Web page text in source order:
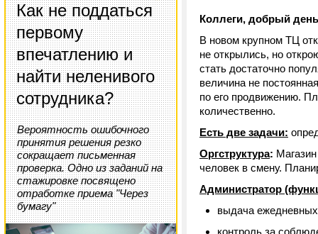
Как не поддаться
первому
впечатлению и
найти неленивого
сотрудника?
Вероятность ошибочного
принятия решения резко
сокращает письменная
проверка. Одно из заданий на
стажировке посвящено
отработке приема "Через
бумагу"
Коллеги, добрый
В новом крупном ТЦ
не открылись, но
стать достаточно
величина не
по его продвижению.
количественно.
Есть две задачи:
Оргструктура:
человек в смену.
Администратор
выдача
контроль за